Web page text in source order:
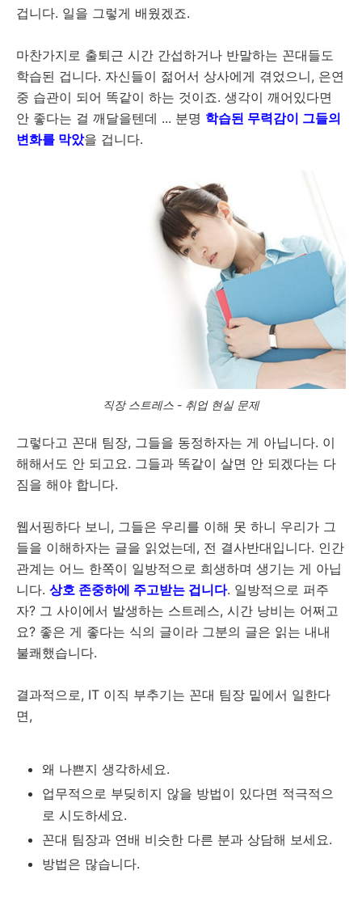
겁니다. 일을 그렇게 배웠겠죠.
마찬가지로 출퇴근 시간 간섭하거나 반말하는 꼰대들도
학습된 겁니다. 자신들이 젊어서 상사에게 겪었으니, 은연
중 습관이 되어 똑같이 하는 것이죠. 생각이 깨어있다면
안 좋다는 걸 깨달을텐데 ... 분명 학습된 무력감이 그들의
변화를 막았을 겁니다.
직장 스트레스 - 취업 현실 문제
그렇다고 꼰대 팀장, 그들을 동정하자는 게 아닙니다. 이
해해서도 안 되고요. 그들과 똑같이 살면 안 되겠다는 다
짐을 해야 합니다.
웹서핑하다 보니, 그들은 우리를 이해 못 하니 우리가 그
들을 이해하자는 글을 읽었는데, 전 결사반대입니다. 인간
관계는 어느 한쪽이 일방적으로 희생하며 생기는 게 아닙
니다. 상호 존중하에 주고받는 겁니다. 일방적으로 퍼주
자? 그 사이에서 발생하는 스트레스, 시간 낭비는 어쩌고
요? 좋은 게 좋다는 식의 글이라 그분의 글은 읽는 내내
불쾌했습니다.
결과적으로, IT 이직 부추기는 꼰대 팀장 밑에서 일한다
면,
왜 나쁜지 생각하세요.
업무적으로 부딪히지 않을 방법이 있다면 적극적으
로 시도하세요.
꼰대 팀장과 연배 비슷한 다른 분과 상담해 보세요.
방법은 많습니다.